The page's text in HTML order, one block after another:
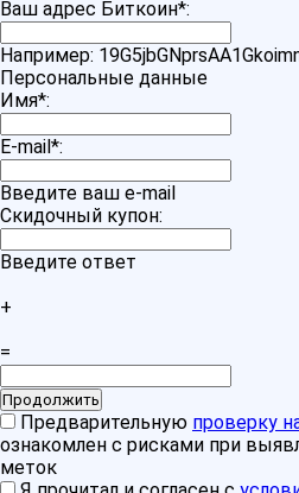
Ваш адрес Биткоин*:
Например:
Персональные данные
Имя*:
E-mail*:
Введите ваш e-mail
Скидочный купон:
Введите ответ
+
=
Предварительную проверку
ознакомлен с рисками при
меток